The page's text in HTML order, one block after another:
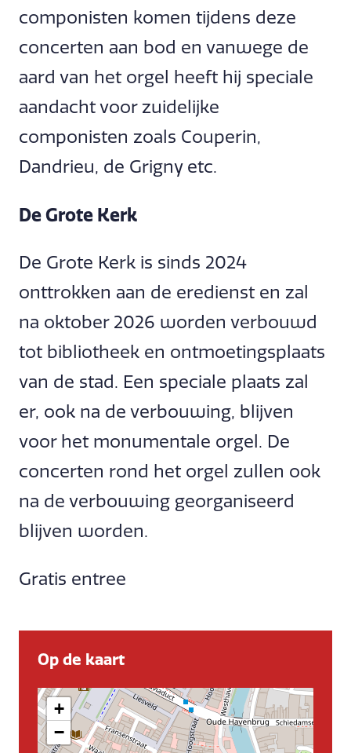
componisten komen tijdens deze
concerten aan bod en vanwege de
aard van het orgel heeft hij speciale
aandacht voor zuidelijke
componisten zoals Couperin,
Dandrieu, de Grigny etc.
De Grote Kerk
De Grote Kerk is sinds 2024
onttrokken aan de eredienst en zal
na oktober 2026 worden verbouwd
tot bibliotheek en ontmoetingsplaats
van de stad. Een speciale plaats zal
er, ook na de verbouwing, blijven
voor het monumentale orgel. De
concerten rond het orgel zullen ook
na de verbouwing georganiseerd
blijven worden.
Gratis entree
Op de kaart
+
−